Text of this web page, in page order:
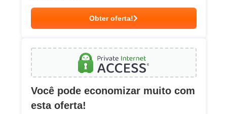
Obter oferta!
Você pode economizar muito com
esta oferta!